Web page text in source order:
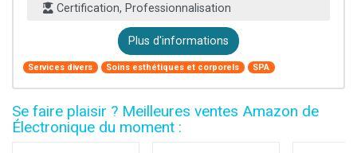
Certification, Professionnalisation
Plus d'informations
Services divers Soins esthétiques et corporels SPA
Se faire plaisir ? Meilleures ventes Amazon de
Électronique du moment :